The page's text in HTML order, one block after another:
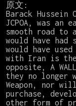
原文:
Barack Hussein
JCPOA, was an
smooth road to
would have had
would have
with Iran is
opposite, A WALL
they no longer
Weapon, nor
purchase,
other form of